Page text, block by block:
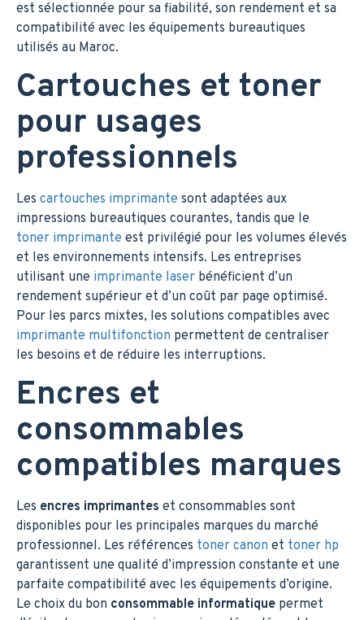
est sélectionnée pour sa fiabilité, son rendement et sa
compatibilité avec les équipements bureautiques
utilisés au Maroc.
Cartouches et toner
pour usages
professionnels
Les cartouches imprimante sont adaptées aux
impressions bureautiques courantes, tandis que le
toner imprimante est privilégié pour les volumes élevés
et les environnements intensifs. Les entreprises
utilisant une imprimante laser bénéficient d’un
rendement supérieur et d’un coût par page optimisé.
Pour les parcs mixtes, les solutions compatibles avec
imprimante multifonction permettent de centraliser
les besoins et de réduire les interruptions.
Encres et
consommables
compatibles marques
Les encres imprimantes et consommables sont
disponibles pour les principales marques du marché
professionnel. Les références toner canon et toner hp
garantissent une qualité d’impression constante et une
parfaite compatibilité avec les équipements d’origine.
Le choix du bon consommable informatique permet